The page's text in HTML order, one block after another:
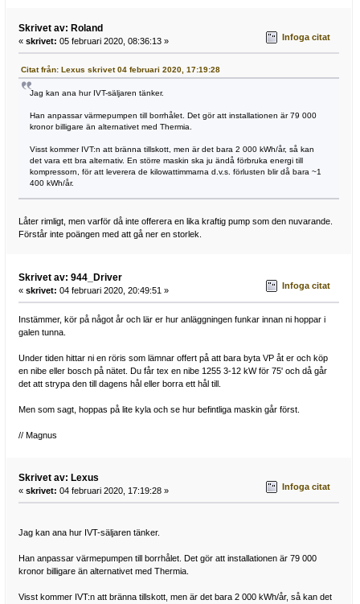
Skrivet av: Roland
« skrivet: 05 februari 2020, 08:36:13 » Infoga citat
Citat från: Lexus skrivet 04 februari 2020, 17:19:28
Jag kan ana hur IVT-säljaren tänker.
Han anpassar värmepumpen till borrhålet. Det gör att installationen är 79 000
kronor billigare än alternativet med Thermia.
Visst kommer IVT:n att bränna tillskott, men är det bara 2 000 kWh/år, så kan
det vara ett bra alternativ. En större maskin ska ju ändå förbruka energi till
kompressorn, för att leverera de kilowattimmarna d.v.s. förlusten blir då bara ~1
400 kWh/år.
Låter rimligt, men varför då inte offerera en lika kraftig pump som den nuvarande.
Förstår inte poängen med att gå ner en storlek.
Skrivet av: 944_Driver
« skrivet: 04 februari 2020, 20:49:51 » Infoga citat
Instämmer, kör på något år och lär er hur anläggningen funkar innan ni hoppar i
galen tunna.
Under tiden hittar ni en röris som lämnar offert på att bara byta VP åt er och köp
en nibe eller bosch på nätet. Du får tex en nibe 1255 3-12 kW för 75' och då går
det att strypa den till dagens hål eller borra ett hål till.
Men som sagt, hoppas på lite kyla och se hur befintliga maskin går först.
// Magnus
Skrivet av: Lexus
« skrivet: 04 februari 2020, 17:19:28 » Infoga citat
Jag kan ana hur IVT-säljaren tänker.
Han anpassar värmepumpen till borrhålet. Det gör att installationen är 79 000
kronor billigare än alternativet med Thermia.
Visst kommer IVT:n att bränna tillskott, men är det bara 2 000 kWh/år, så kan det